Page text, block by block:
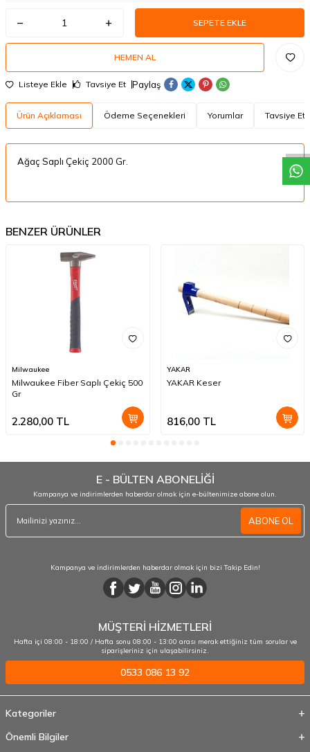
W
h
a
t
a
p
p
D
e
s
t
e
H
a
t
t
SEPETE EKLE
HEMEN AL
Listeye Ekle Tavsiye Et Paylaş
Ürün Açıklaması Ödeme Seçenekleri Yorumlar Tavsiye Et
Ağaç Saplı Çekiç 2000 Gr.
BENZER ÜRÜNLER
Milwaukee
Milwaukee Fiber Saplı Çekiç 500
Gr
2.280,00 TL
YAKAR
YAKAR Keser
816,00TL
E - BÜLTEN ABONELİĞİ
Kampanya ve indirimlerden haberdar olmak için e-bültenimize abone olun.
ABONE OL
Kampanya ve indirimlerden haberdar olmak için bizi Takip Edin!
MÜŞTERİ HİZMETLERİ
Hafta içi 08:00 - 18:00 / Hafta sonu 08:00 - 13:00 arası merak ettiğiniz tüm sorular ve
siparişleriniz için ulaşabilirsiniz.
0533 086 13 92
Kategoriler
Önemli Bilgiler